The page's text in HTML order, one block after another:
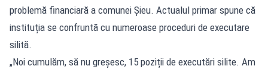
problemă financiară a comunei Șieu. Actualul primar spune că
instituția se confruntă cu numeroase proceduri de executare
silită.
„Noi cumulăm, să nu greșesc, 15 poziții de executări silite. Am